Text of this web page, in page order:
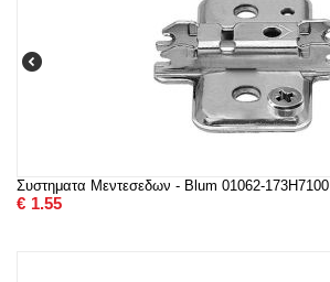
Συστηματα Μεντεσεδων - Blum 01062-173H7100
€ 1.55